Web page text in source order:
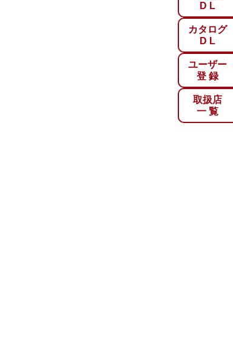
D L
カタログ
D L
ユーザー
登 録
取扱店
一 覧